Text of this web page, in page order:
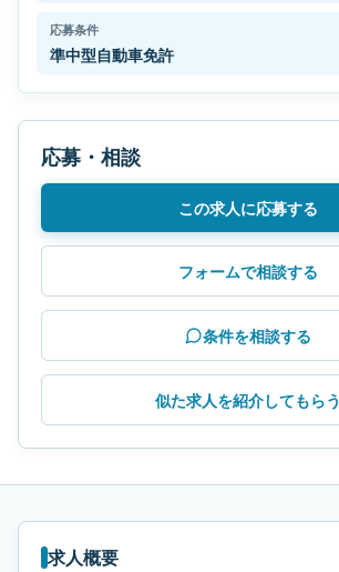
応募条件
準中型自動車免許
応募・相談
この求人に応募する
フォームで相談する
条件を相談する
似た求人を紹介してもらう
求人概要